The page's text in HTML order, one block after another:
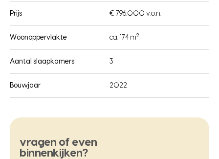
Prijs € 796.000 v.o.n.
Woonoppervlakte ca. 174 m2
Aantal slaapkamers 3
Bouwjaar 2022
vragen of even
binnenkijken?